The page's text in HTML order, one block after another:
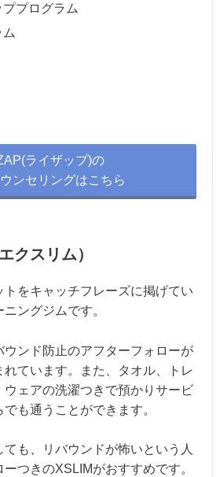
プログラム
ライザップ)の
ンセリングはこちら
クスリム）
トをキャッチフレーズに掲げてい
ングジムです。
ウンド防止のアフターフォローが
ています。また、タオル、トレ
ウェアの洗濯つきで預かりサービ
も通うことができます。
ても、リバウンドが怖いという人
つきのXSLIMがおすすめです。